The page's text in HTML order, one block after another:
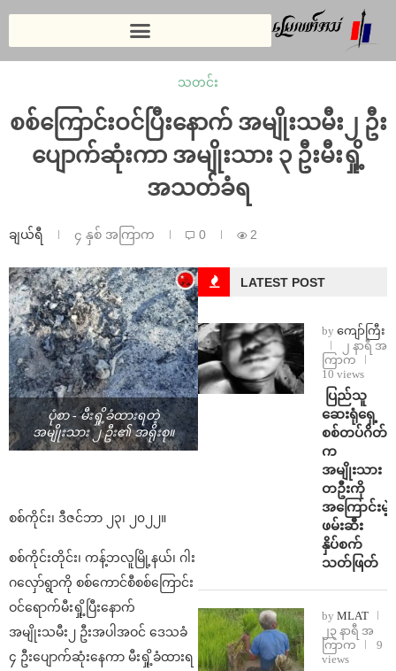
သတင်း
စစ်ကြောင်းဝင်ပြီးနောက် အမျိုးသမီး၂ ဦး
ပျောက်ဆုံးကာ အမျိုးသား ၃ ဦးမီးရှို့
အသတ်ခံရ
ချယ်ရီ ၄ နှစ် အကြာက 0 2
ပုံစာ - မီးရှို့ခံထားရတဲ့
အမျိုးသား ၂ ဦး၏ အရိုးစု။
စစ်ကိုင်း၊ ဒီဇင်ဘာ ၂၃၊ ၂၀၂၂။
စစ်ကိုင်းတိုင်း၊ ကန့်ဘလူမြို့နယ်၊ ဂါး
ဂလှော်ရွာကို စစ်ကောင်စီစစ်ကြောင်း
ဝင်ရောက်မီးရှို့ပြီးနောက်
အမျိုးသမီး၂ ဦးအပါအဝင် ဒေသခံ
၄ ဦးပျောက်ဆုံးနေကာ မီးရှို့ခံထားရ
LATEST POST
by ကျော်ကြီး
၂ နာရီ အ
ကြာက
10 views
⁩ ⁨ပြည်သူ
ဆေးရုံရှေ့
စစ်တပ်ဂိတ်
က
အမျိုးသား
တဦးကို
အကြောင်းမဲ့
ဖမ်းဆီး
နှိပ်စက်
သတ်ဖြတ်
by MLAT
၂၃ နာရီ အ
ကြာက
9
views